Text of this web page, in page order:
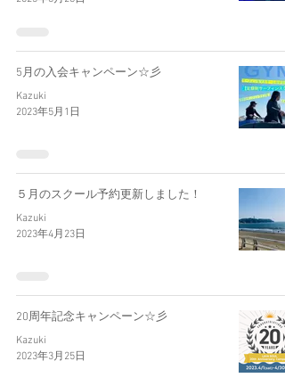
5月の入会キャンペーン☆彡
Kazuki
2023年5月1日
５月のスクール予約更新しました！
Kazuki
2023年4月23日
20周年記念キャンペーン☆彡
Kazuki
2023年3月25日